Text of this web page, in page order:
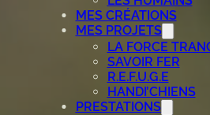
MES CRÉATIONS
MES PROJETS
LA FORCE
SAVOIR FER
R.E.F.U.G.E
HANDI’CHIENS
PRESTATIONS